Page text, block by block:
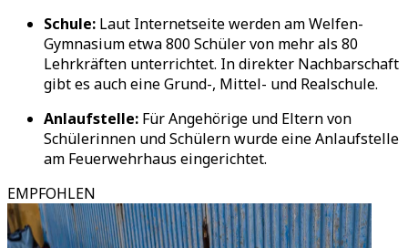
Schule: Laut Internetseite werden am Welfen-
Gymnasium etwa 800 Schüler von mehr als 80
Lehrkräften unterrichtet. In direkter Nachbarschaft
gibt es auch eine Grund-, Mittel- und Realschule.
Anlaufstelle: Für Angehörige und Eltern von
Schülerinnen und Schülern wurde eine Anlaufstelle
am Feuerwehrhaus eingerichtet.
EMPFOHLEN